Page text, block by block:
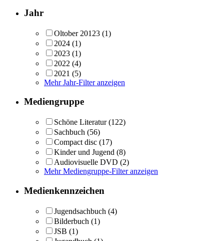
Jahr
Oltober 20123 (1)
2024 (1)
2023 (1)
2022 (4)
2021 (5)
Mehr Jahr-Filter anzeigen
Mediengruppe
Schöne Literatur (122)
Sachbuch (56)
Compact disc (17)
Kinder und Jugend (8)
Audiovisuelle DVD (2)
Mehr Mediengruppe-Filter anzeigen
Medienkennzeichen
Jugendsachbuch (4)
Bilderbuch (1)
JSB (1)